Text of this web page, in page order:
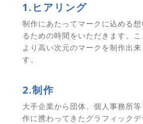
1.ヒアリング
制作にあたってマークに込める
るための時間をいただきます。
より高い次元のマークを制作出
す。
2.制作
大手企業から団体、個人事務所
作に携わってきたグラフィック